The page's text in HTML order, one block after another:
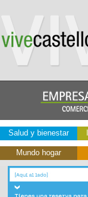
Salud y bienestar
Mundo hogar